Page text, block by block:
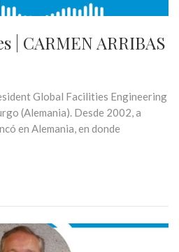
| CARMEN ARRIBAS
Global Facilities Engineering
(Alemania). Desde 2002, a
en Alemania, en donde